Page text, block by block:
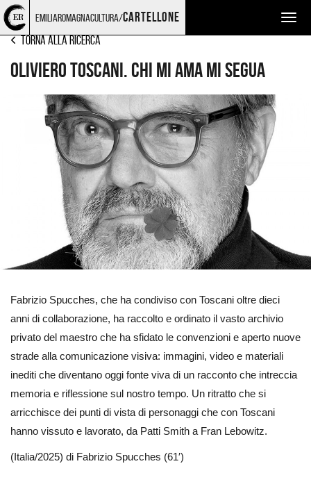
Torna
alla
home
Cerca
nel
sito
Salta
ai
contenuti
Salta
al
menu
emiliaromagnacultura/cartellone
CINEMA
Torna alla ricerca
Oliviero Toscani. Chi mi ama mi segua
Fabrizio Spucches, che ha condiviso con Toscani oltre dieci
anni di collaborazione, ha raccolto e ordinato il vasto archivio
privato del maestro che ha sfidato le convenzioni e aperto nuove
strade alla comunicazione visiva: immagini, video e materiali
inediti che diventano oggi fonte viva di un racconto che intreccia
memoria e riflessione sul nostro tempo. Un ritratto che si
arricchisce dei punti di vista di personaggi che con Toscani
hanno vissuto e lavorato, da Patti Smith a Fran Lebowitz.
(Italia/2025) di Fabrizio Spucches (61′)